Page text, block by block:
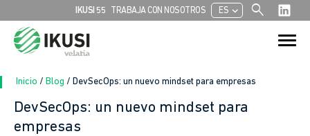
IKUSI 55 TRABAJA CON NOSOTROS ESchevron_left search
Buscar:
Botón de
Inicio / Blog / DevSecOps: un nuevo mindset para empresas
DevSecOps: un nuevo mindset para
empresas